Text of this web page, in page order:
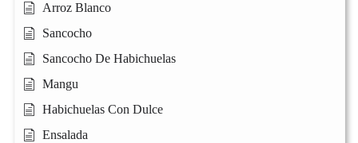
Arroz Blanco
Sancocho
Sancocho De Habichuelas
Mangu
Habichuelas Con Dulce
Ensalada